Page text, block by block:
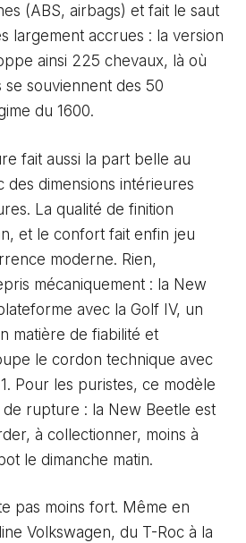
(ABS, airbags) et fait le saut
largement accrues : la version
ainsi 225 chevaux, là où
se souviennent des 50
du 1600.
fait aussi la part belle au
des dimensions intérieures
La qualité de finition
et le confort fait enfin jeu
moderne. Rien,
mécaniquement : la New
avec la Golf IV, un
matière de fiabilité et
le cordon technique avec
Pour les puristes, ce modèle
rupture : la New Beetle est
à collectionner, moins à
le dimanche matin.
pas moins fort. Même en
Volkswagen, du T-Roc à la